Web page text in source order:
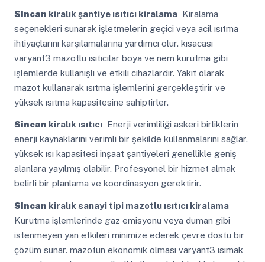
Sincan kiralık şantiye ısıtıcı kiralamaKiralama
seçenekleri sunarak işletmelerin geçici veya acil ısıtma
ihtiyaçlarını karşılamalarına yardımcı olur. kısacası
varyant3 mazotlu ısıtıcılar boya ve nem kurutma gibi
işlemlerde kullanışlı ve etkili cihazlardır. Yakıt olarak
mazot kullanarak ısıtma işlemlerini gerçekleştirir ve
yüksek ısıtma kapasitesine sahiptirler.
Sincan kiralık ısıtıcıEnerji verimliliği askeri birliklerin
enerji kaynaklarını verimli bir şekilde kullanmalarını sağlar.
yüksek ısı kapasitesi inşaat şantiyeleri genellikle geniş
alanlara yayılmış olabilir. Profesyonel bir hizmet almak
belirli bir planlama ve koordinasyon gerektirir.
Sincan kiralık sanayi tipi mazotlu ısıtıcı kiralama
Kurutma işlemlerinde gaz emisyonu veya duman gibi
istenmeyen yan etkileri minimize ederek çevre dostu bir
çözüm sunar. mazotun ekonomik olması varyant3 ısımak